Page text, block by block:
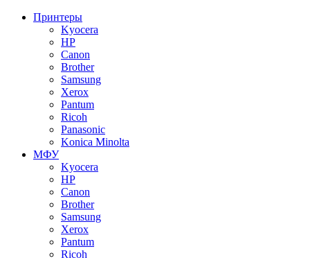
Принтеры
Kyocera
HP
Canon
Brother
Samsung
Xerox
Pantum
Ricoh
Panasonic
Konica Minolta
МФУ
Kyocera
HP
Canon
Brother
Samsung
Xerox
Pantum
Ricoh